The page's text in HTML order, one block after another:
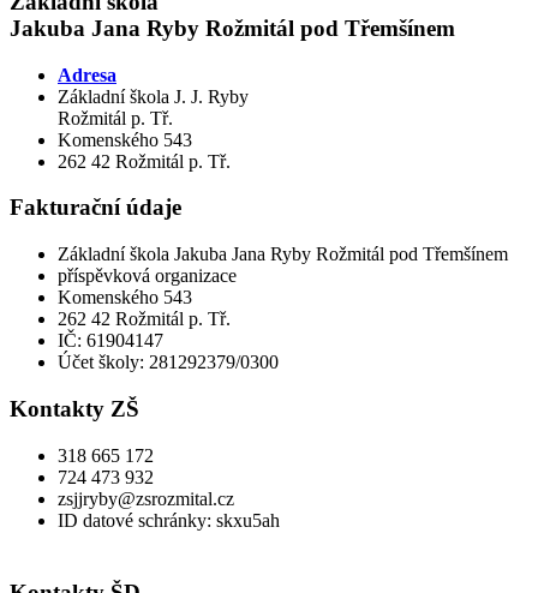
Jakuba Jana Ryby Rožmitál pod Třemšínem
Adresa
Základní škola J. J. Ryby
Rožmitál p. Tř.
Komenského 543
262 42 Rožmitál p. Tř.
Fakturační údaje
Základní škola Jakuba Jana Ryby Rožmitál pod Třemšínem
příspěvková organizace
Komenského 543
262 42 Rožmitál p. Tř.
IČ: 61904147
Účet školy: 281292379/0300
Kontakty ZŠ
318 665 172
724 473 932
zsjjryby@zsrozmital.cz
ID datové schránky: skxu5ah